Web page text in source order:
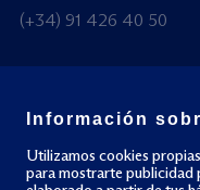
(+34) 91 426 40 50
© Todos los derechos
Información
Utilizamos cookies
para mostrarte publicidad